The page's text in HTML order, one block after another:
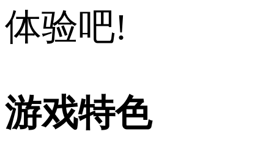
体验吧!
游戏特色